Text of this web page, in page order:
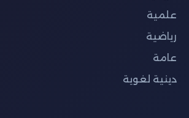
علمية
رياضية
عامة
دينية لغوية